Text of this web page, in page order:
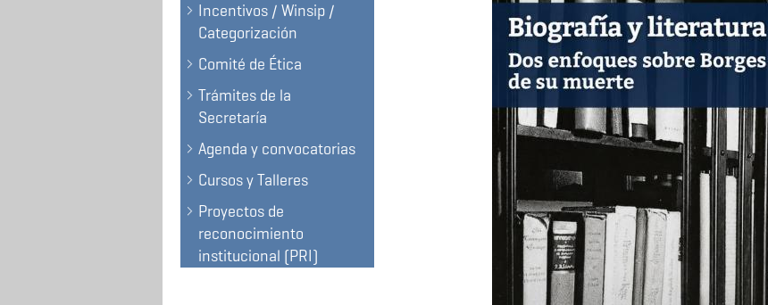
Incentivos / Winsip /
Categorización
Comité de Ética
Trámites de la
Secretaría
Agenda y convocatorias
Cursos y Talleres
Proyectos de
reconocimiento
institucional (PRI)